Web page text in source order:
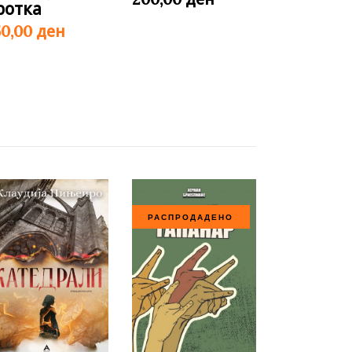
ден
РАСПРОДАДЕНО